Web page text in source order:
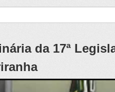
da 17ª